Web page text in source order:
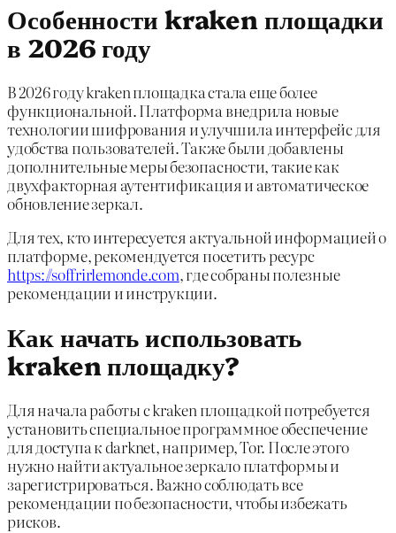
Особенности kraken площадки
в 2026 году
В 2026 году kraken площадка стала еще более
функциональной. Платформа внедрила новые
технологии шифрования и улучшила интерфейс для
удобства пользователей. Также были добавлены
дополнительные меры безопасности, такие как
двухфакторная аутентификация и автоматическое
обновление зеркал.
Для тех, кто интересуется актуальной информацией о
платформе, рекомендуется посетить ресурс
https://soffrirlemonde.com, где собраны полезные
рекомендации и инструкции.
Как начать использовать
kraken площадку?
Для начала работы с kraken площадкой потребуется
установить специальное программное обеспечение
для доступа к darknet, например, Tor. После этого
нужно найти актуальное зеркало платформы и
зарегистрироваться. Важно соблюдать все
рекомендации по безопасности, чтобы избежать
рисков.